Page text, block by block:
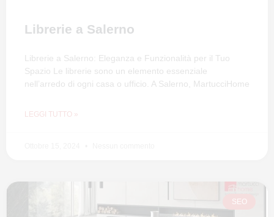
Librerie a Salerno
Librerie a Salerno: Eleganza e Funzionalità per il Tuo
Spazio Le librerie sono un elemento essenziale
nell’arredo di ogni casa o ufficio. A Salerno, MartucciHome
LEGGI TUTTO »
SEO